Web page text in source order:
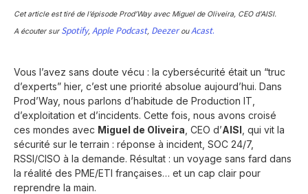
Cet article est tiré de l’épisode Prod’Way avec Miguel de Oliveira, CEO d’AISI.
A écouter sur Spotify, Apple Podcast, DeezerouAcast.
Vous l’avez sans doute vécu : la cybersécurité était un “truc
d’experts” hier, c’est une priorité absolue aujourd’hui. Dans
Prod’Way, nous parlons d’habitude de Production IT,
d’exploitation et d’incidents. Cette fois, nous avons croisé
ces mondes avec Miguel de Oliveira , CEO d’AISI , qui vit la
sécurité sur le terrain : réponse à incident, SOC 24/7,
RSSI/CISO à la demande. Résultat : un voyage sans fard dans
la réalité des PME/ETI françaises… et un cap clair pour
reprendre la main.